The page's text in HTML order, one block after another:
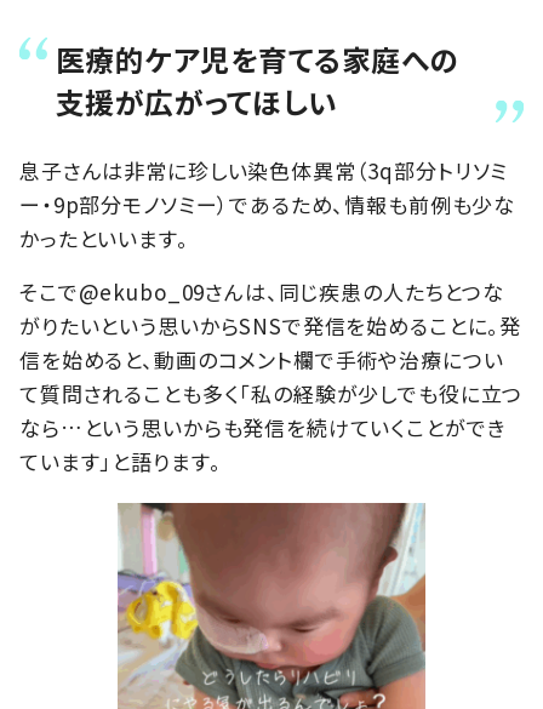
医療的ケア児を育てる家庭への
支援が広がってほしい
息子さんは非常に珍しい染色体異常（3q部分トリソミ
ー・9p部分モノソミー）であるため、情報も前例も少な
かったといいます。
そこで@ekubo_09さんは、同じ疾患の人たちとつな
がりたいという思いからSNSで発信を始めることに。発
信を始めると、動画のコメント欄で手術や治療につい
て質問されることも多く「私の経験が少しでも役に立つ
なら…という思いからも発信を続けていくことができ
ています」と語ります。